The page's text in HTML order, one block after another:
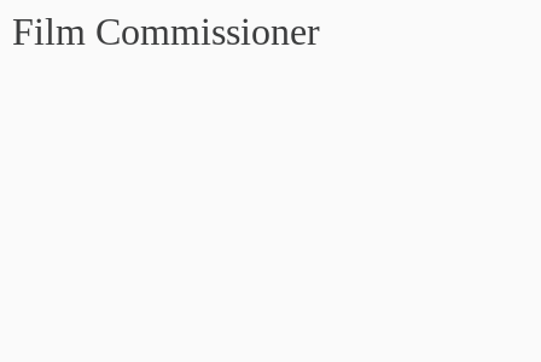
Film Commissioner